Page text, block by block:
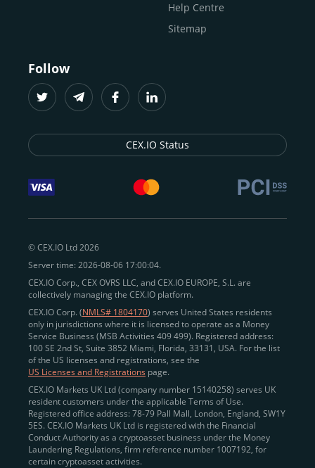
Help Centre
Sitemap
Follow
CEX.IO Status
© CEX.IO Ltd 2026
Server time: 2026-08-06 17:00:04.
CEX.IO Corp., CEX OVRS LLC, and CEX.IO EUROPE, S.L. are
collectively managing the CEX.IO platform.
CEX.IO Corp. (NMLS# 1804170) serves United States residents
only in jurisdictions where it is licensed to operate as a Money
Service Business (MSB Activities 409 499). Registered address:
100 SE 2nd St, Suite 3852 Miami, Florida, 33131, USA. For the list
of the US licenses and registrations, see the
US Licenses and Registrations page.
CEX.IO Markets UK Ltd (company number 15140258) serves UK
resident customers under the applicable Terms of Use.
Registered office address: 78-79 Pall Mall, London, England, SW1Y
5ES. CEX.IO Markets UK Ltd is registered with the Financial
Conduct Authority as a cryptoasset business under the Money
Laundering Regulations, firm reference number 1007192, for
certain cryptoasset activities.